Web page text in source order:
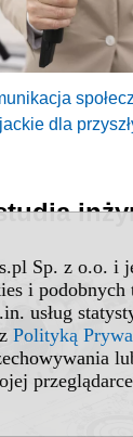
Sp. z o.o. i
i podobnych
usług
Polityką
dla